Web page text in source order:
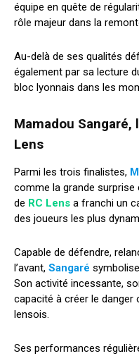
équipe en quête de
rôle majeur dans la
Au-delà de ses qualités
également par sa lecture
bloc lyonnais dans les
Mamadou
Lens
Parmi les trois finalistes,
comme la grande surprise
de RC Lens a franchi un
des joueurs les plus
Capable de défendre,
l’avant, Sangaré
Son activité incessante,
capacité à créer le danger
lensois.
Ses performances